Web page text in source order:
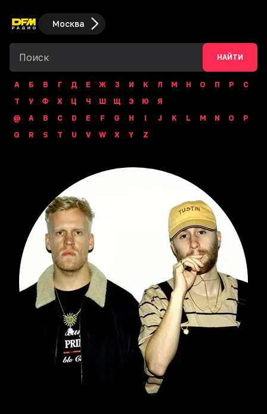
Москва
НАЙТИ
А Б В Г Д Е Ж З И К Л М Н О П Р
С
Т
У Ф Х Ц Ч Ш Щ Э Ю
Я
@
A B C D E F G H I J K L M N O
P
Q
R S T U V W X Y Z